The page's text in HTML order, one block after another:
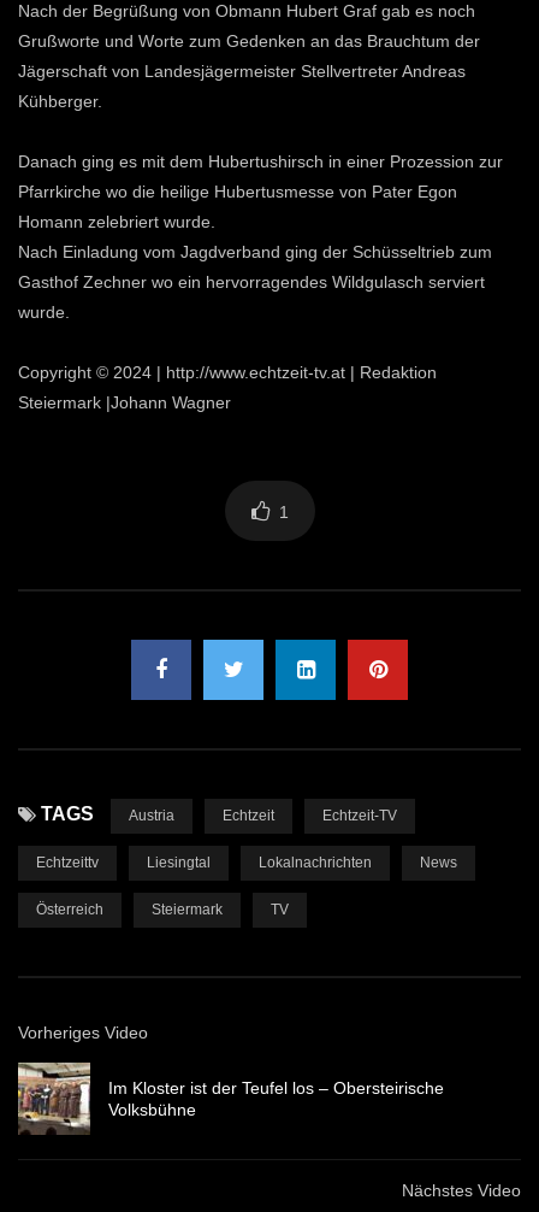
Nach der Begrüßung von Obmann Hubert Graf gab es noch
Grußworte und Worte zum Gedenken an das Brauchtum der
Jägerschaft von Landesjägermeister Stellvertreter Andreas
Kühberger.
Danach ging es mit dem Hubertushirsch in einer Prozession zur
Pfarrkirche wo die heilige Hubertusmesse von Pater Egon
Homann zelebriert wurde.
Nach Einladung vom Jagdverband ging der Schüsseltrieb zum
Gasthof Zechner wo ein hervorragendes Wildgulasch serviert
wurde.
Copyright © 2024 | http://www.echtzeit-tv.at | Redaktion
Steiermark |Johann Wagner
1
TAGS Austria Echtzeit Echtzeit-TV
Echtzeittv Liesingtal Lokalnachrichten News
Österreich Steiermark TV
Vorheriges Video
Im Kloster ist der Teufel los – Obersteirische
Volksbühne
Nächstes Video